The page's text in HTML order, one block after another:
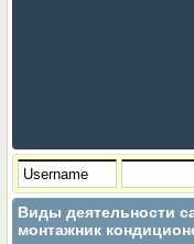
Виды деятельности
монтажник